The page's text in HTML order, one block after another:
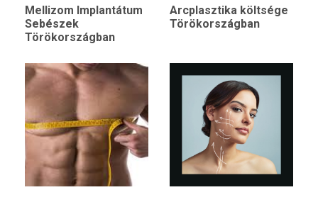
Mellizom Implantátum
Sebészek
Törökországban
Arcplasztika költsége
Törökországban